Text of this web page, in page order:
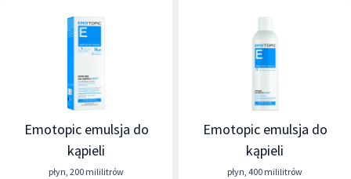
Emotopic emulsja do
kąpieli
płyn, 200 mililitrów
Emotopic emulsja do
kąpieli
płyn, 400 mililitrów